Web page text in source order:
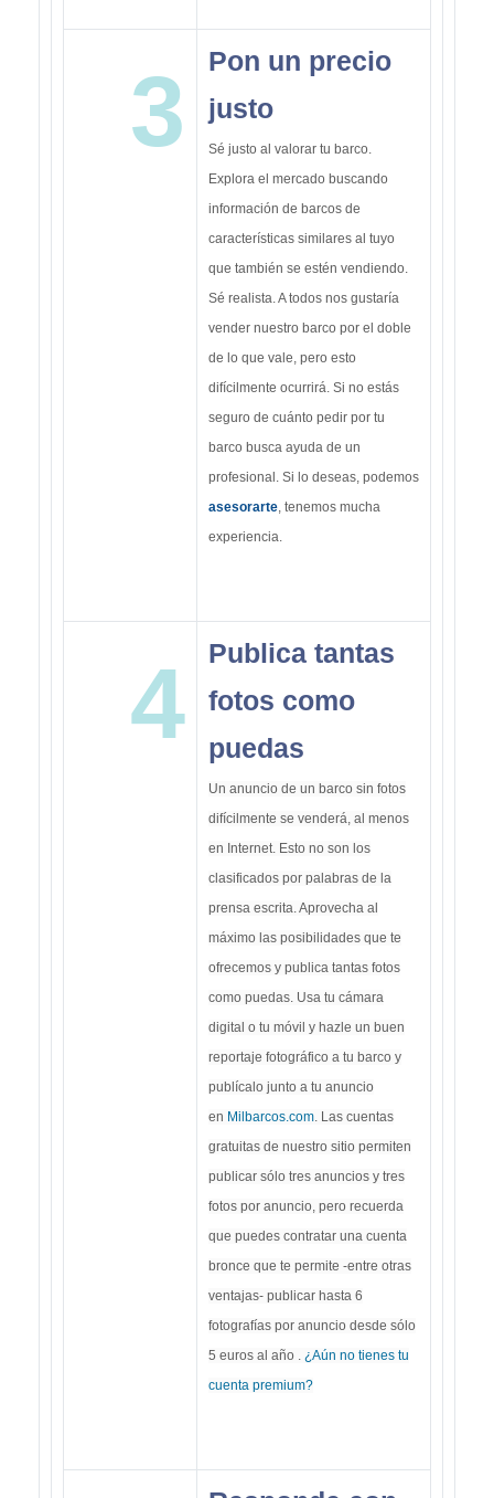
3
Pon un precio
justo
Sé justo al valorar tu barco.
Explora el mercado buscando
información de barcos de
características similares al tuyo
que también se estén vendiendo.
Sé realista. A todos nos gustaría
vender nuestro barco por el doble
de lo que vale, pero esto
difícilmente ocurrirá. Si no estás
seguro de cuánto pedir por tu
barco busca ayuda de un
profesional. Si lo deseas, podemos
asesorarte , tenemos mucha
experiencia.
4
Publica tantas
fotos como
puedas
Un anuncio de un barco sin fotos
difícilmente se venderá, al menos
en Internet. Esto no son los
clasificados por palabras de la
prensa escrita. Aprovecha al
máximo las posibilidades que te
ofrecemos y publica tantas fotos
como puedas. Usa tu cámara
digital o tu móvil y hazle un buen
reportaje fotográfico a tu barco y
publícalo junto a tu anuncio
en Milbarcos.com . Las cuentas
gratuitas de nuestro sitio permiten
publicar sólo tres anuncios y tres
fotos por anuncio, pero recuerda
que puedes contratar una cuenta
bronce que te permite -entre otras
ventajas- publicar hasta 6
fotografías por anuncio desde sólo
5 euros al año .
¿Aún no tienes tu
cuenta premium?